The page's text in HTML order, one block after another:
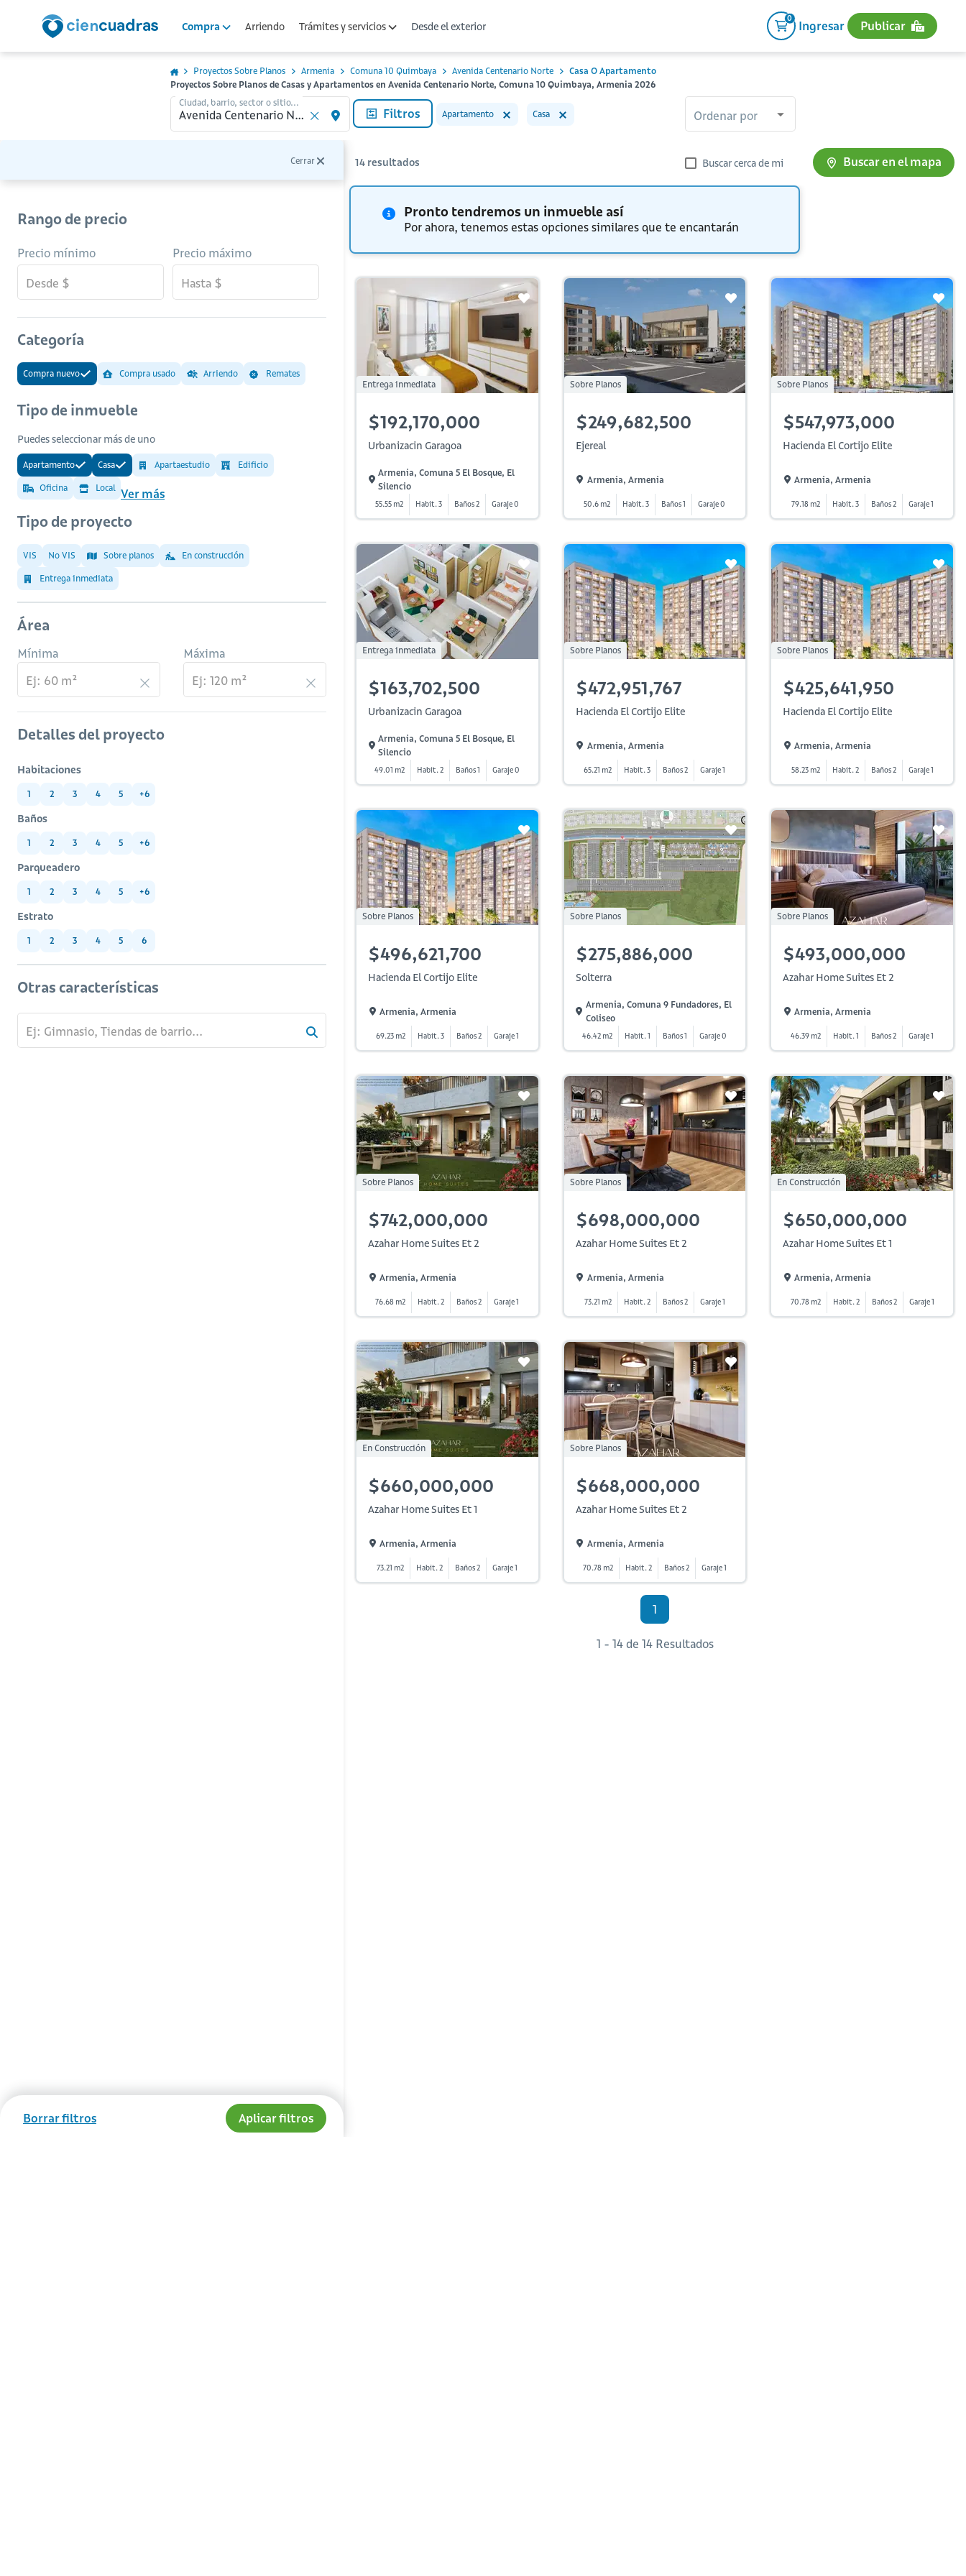
Compra Arriendo Trámites y servicios Desde el exterior
0
Ingresar Publicar
Proyectos Sobre Planos Armenia Comuna 10 Quimbaya Avenida Centenario Norte
Casa O Apartamento
Proyectos Sobre Planos de Casas y Apartamentos en Avenida Centenario Norte, Comuna 10 Quimbaya, Armenia 2026
Ciudad, barrio, sector o sitio...
Filtros Apartamento Casa Ordenar por
Cerrar
Rango de precio
Precio mínimo Precio máximo
Categoría
Compra nuevo Compra usado Arriendo Remates
Tipo de inmueble
Puedes seleccionar más de uno
Apartamento Casa Apartaestudio Edificio
Oficina Local Ver más
Tipo de proyecto
VIS No VIS Sobre planos En construcción
Entrega inmediata
Área
Mínima Máxima
Detalles del proyecto
Habitaciones
1 2 3 4 5 +6
Baños
1 2 3 4 5 +6
Parqueadero
1 2 3 4 5 +6
Estrato
1 2 3 4 5 6
Otras características
Borrar filtros Aplicar filtros
14 resultados Buscar cerca de mi Buscar en el mapa
Pronto tendremos un inmueble así
Por ahora, tenemos estas opciones similares que te encantarán
Entrega inmediata
$192,170,000
Urbanizacin Garagoa
Armenia, Comuna 5 El Bosque, El
Silencio
55.55 m2 Habit. 3 Baños 2 Garaje 0
Sobre Planos
$249,682,500
Ejereal
Armenia, Armenia
50.6 m2 Habit. 3 Baños 1 Garaje 0
Sobre Planos
$547,973,000
Hacienda El Cortijo Elite
Armenia, Armenia
79.18 m2 Habit. 3 Baños 2 Garaje 1
Entrega inmediata
$163,702,500
Urbanizacin Garagoa
Armenia, Comuna 5 El Bosque, El
Silencio
49.01 m2 Habit. 2 Baños 1 Garaje 0
Sobre Planos
$472,951,767
Hacienda El Cortijo Elite
Armenia, Armenia
65.21 m2 Habit. 3 Baños 2 Garaje 1
Sobre Planos
$425,641,950
Hacienda El Cortijo Elite
Armenia, Armenia
58.23 m2 Habit. 2 Baños 2 Garaje 1
Sobre Planos
$496,621,700
Hacienda El Cortijo Elite
Armenia, Armenia
69.23 m2 Habit. 3 Baños 2 Garaje 1
Sobre Planos
$275,886,000
Solterra
Armenia, Comuna 9 Fundadores, El
Coliseo
46.42 m2 Habit. 1 Baños 1 Garaje 0
Sobre Planos
$493,000,000
Azahar Home Suites Et 2
Armenia, Armenia
46.39 m2 Habit. 1 Baños 2 Garaje 1
Sobre Planos
$742,000,000
Azahar Home Suites Et 2
Armenia, Armenia
76.68 m2 Habit. 2 Baños 2 Garaje 1
Sobre Planos
$698,000,000
Azahar Home Suites Et 2
Armenia, Armenia
73.21 m2 Habit. 2 Baños 2 Garaje 1
En Construcción
$650,000,000
Azahar Home Suites Et 1
Armenia, Armenia
70.78 m2 Habit. 2 Baños 2 Garaje 1
En Construcción
$660,000,000
Azahar Home Suites Et 1
Armenia, Armenia
73.21 m2 Habit. 2 Baños 2 Garaje 1
Sobre Planos
$668,000,000
Azahar Home Suites Et 2
Armenia, Armenia
70.78 m2 Habit. 2 Baños 2 Garaje 1
1
1 - 14 de 14 Resultados